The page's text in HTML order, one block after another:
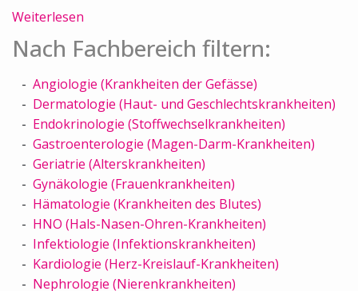
Weiterlesen
Nach Fachbereich filtern:
Angiologie (Krankheiten der Gefässe)
Dermatologie (Haut- und Geschlechtskrankheiten)
Endokrinologie (Stoffwechselkrankheiten)
Gastroenterologie (Magen-Darm-Krankheiten)
Geriatrie (Alterskrankheiten)
Gynäkologie (Frauenkrankheiten)
Hämatologie (Krankheiten des Blutes)
HNO (Hals-Nasen-Ohren-Krankheiten)
Infektiologie (Infektionskrankheiten)
Kardiologie (Herz-Kreislauf-Krankheiten)
Nephrologie (Nierenkrankheiten)